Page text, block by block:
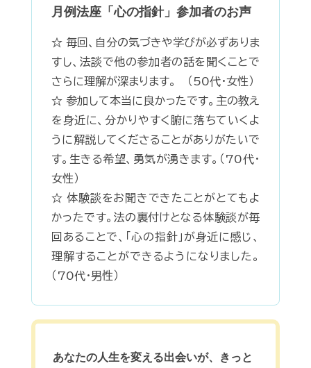
月例法座「心の指針」参加者のお声
☆ 毎回、自分の気づきや学びが必ずありま
すし、法談で他の参加者の話を聞くことで
さらに理解が深まります。 （50代・女性）
☆ 参加して本当に良かったです。主の教え
を身近に、分かりやすく腑に落ちていくよ
うに解説してくださることがありがたいで
す。生きる希望、勇気が湧きます。（70代・
女性）
☆ 体験談をお聞きできたことがとてもよ
かったです。法の裏付けとなる体験談が毎
回あることで、「心の指針」が身近に感じ、
理解することができるようになりました。
（70代・男性）
あなたの人生を変える出会いが、きっと